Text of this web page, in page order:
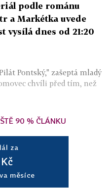
podle románu
a Markétka uvede
vysílá dnes od 21:20
Pontský," zašeptá mladý
chvíli před tím, než
90 % ČLÁNKU
za
měsíce